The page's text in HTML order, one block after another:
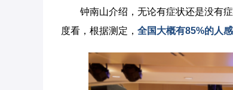
钟南山介绍，无论有症状还是没有
度看，根据测定， 全国大概有85%的人